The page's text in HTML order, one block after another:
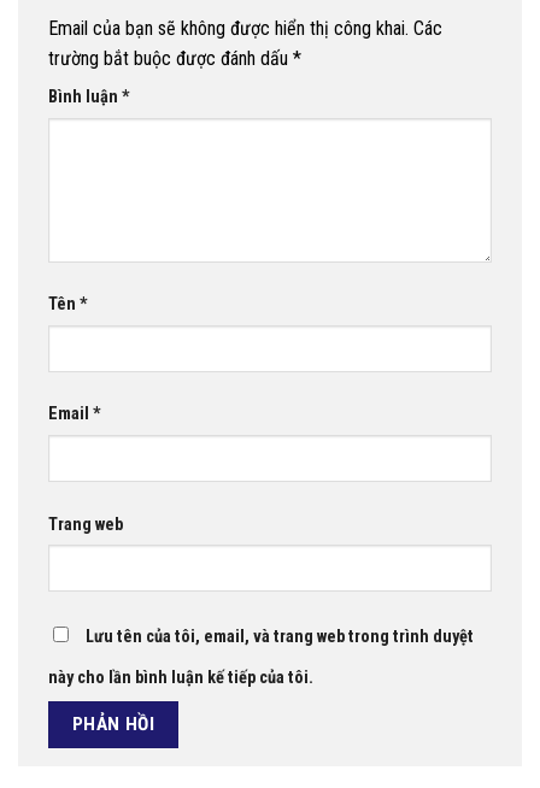
Email của bạn sẽ không được hiển thị công khai. Các
trường bắt buộc được đánh dấu *
Bình luận *
Tên *
Email *
Trang web
Lưu tên của tôi, email, và trang web trong trình duyệt
này cho lần bình luận kế tiếp của tôi.